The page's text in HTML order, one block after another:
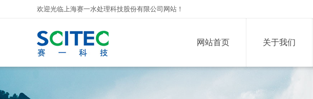
欢迎光临上海赛一水处理科技股份有限公司网站！
网站首页 关于我们